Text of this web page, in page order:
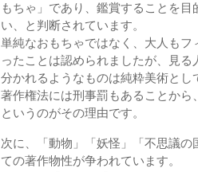
もちゃ」であり、鑑賞することを
い、と判断されています。
単純なおもちゃではなく、大人も
ったことは認められましたが、見
分かれるようなものは純粋美術とし
著作権法には刑事罰もあることか
というのがその理由です。
次に、「動物」「妖怪」「不思議
ての著作物性が争われています。